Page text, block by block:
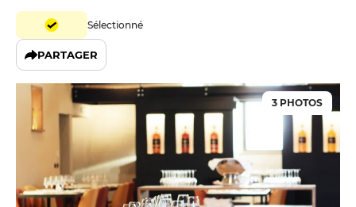
Sélectionné
PARTAGER
3 PHOTOS